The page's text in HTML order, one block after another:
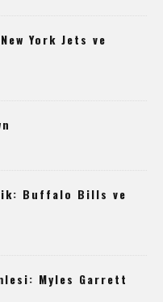
York Jets ve
Buffalo Bills ve
Myles Garrett